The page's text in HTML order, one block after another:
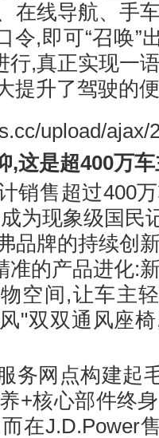
在线导航、手
令,即可“召唤”
行,真正实现一
提升了驾驶的
,这是超400万
售超过400万
为现象级国民
品牌的持续创
准的产品进化:
空间,让车主
"双双通风座
网点构建起
+核心部件终
在J.D.Power